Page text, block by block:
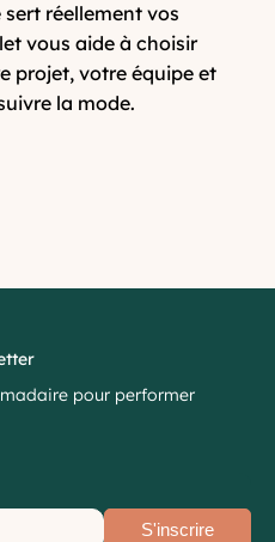
réellement vos
vous aide à choisir
projet, votre équipe et
la mode.
pour performer
S'inscrire